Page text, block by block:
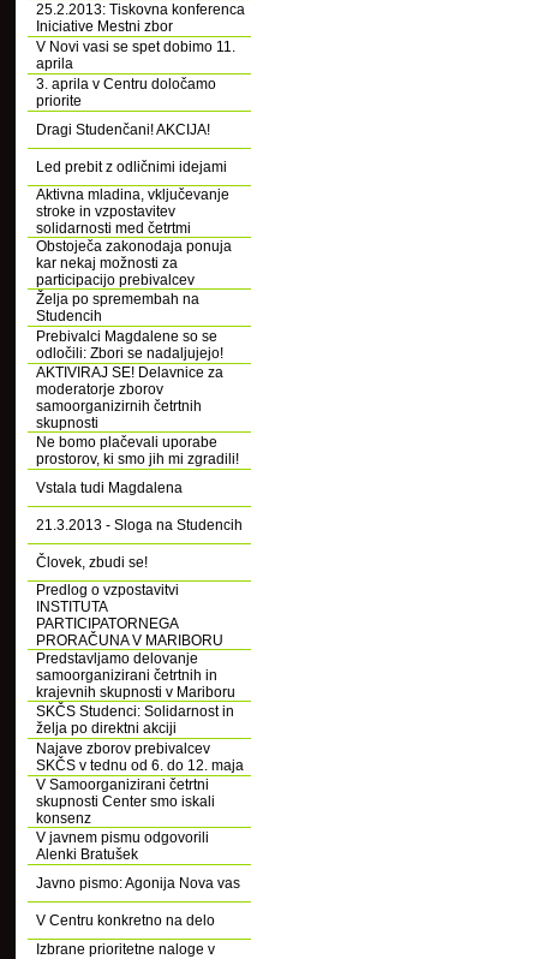
25.2.2013: Tiskovna konferenca
Iniciative Mestni zbor
V Novi vasi se spet dobimo 11.
aprila
3. aprila v Centru določamo
priorite
Dragi Studenčani! AKCIJA!
Led prebit z odličnimi idejami
Aktivna mladina, vključevanje
stroke in vzpostavitev
solidarnosti med četrtmi
Obstoječa zakonodaja ponuja
kar nekaj možnosti za
participacijo prebivalcev
Želja po spremembah na
Studencih
Prebivalci Magdalene so se
odločili: Zbori se nadaljujejo!
AKTIVIRAJ SE! Delavnice za
moderatorje zborov
samoorganizirnih četrtnih
skupnosti
Ne bomo plačevali uporabe
prostorov, ki smo jih mi zgradili!
Vstala tudi Magdalena
21.3.2013 - Sloga na Studencih
Človek, zbudi se!
Predlog o vzpostavitvi
INSTITUTA
PARTICIPATORNEGA
PRORAČUNA V MARIBORU
Predstavljamo delovanje
samoorganizirani četrtnih in
krajevnih skupnosti v Mariboru
SKČS Studenci: Solidarnost in
želja po direktni akciji
Najave zborov prebivalcev
SKČS v tednu od 6. do 12. maja
V Samoorganizirani četrtni
skupnosti Center smo iskali
konsenz
V javnem pismu odgovorili
Alenki Bratušek
Javno pismo: Agonija Nova vas
V Centru konkretno na delo
Izbrane prioritetne naloge v